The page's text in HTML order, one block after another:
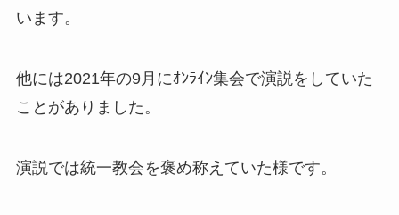
います。
他には2021年の9月にｵﾝﾗｲﾝ集会で演説をしていた
ことがありました。
演説では統一教会を褒め称えていた様です。